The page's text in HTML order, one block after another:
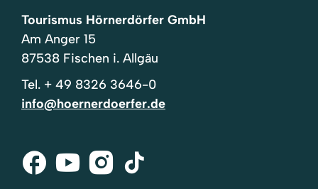
Tourismus Hörnerdörfer GmbH
Am Anger 15
87538 Fischen i. Allgäu
Tel. + 49 8326 3646-0
info@hoernerdoerfer.de
Facebook
Youtube
Instagram
Tik-